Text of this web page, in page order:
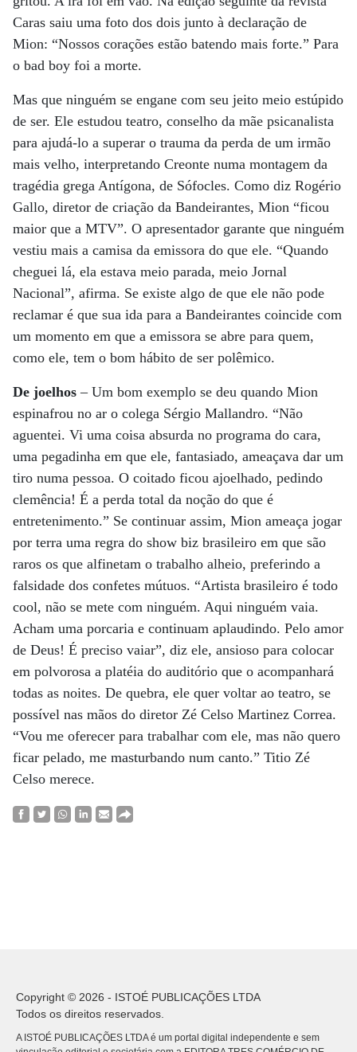
Caras saiu uma foto dos dois junto à declaração de
Mion: “Nossos corações estão batendo mais forte.” Para
o bad boy foi a morte.
Mas que ninguém se engane com seu jeito meio estúpido
de ser. Ele estudou teatro, conselho da mãe psicanalista
para ajudá-lo a superar o trauma da perda de um irmão
mais velho, interpretando Creonte numa montagem da
tragédia grega Antígona, de Sófocles. Como diz Rogério
Gallo, diretor de criação da Bandeirantes, Mion “ficou
maior que a MTV”. O apresentador garante que ninguém
vestiu mais a camisa da emissora do que ele. “Quando
cheguei lá, ela estava meio parada, meio Jornal
Nacional”, afirma. Se existe algo de que ele não pode
reclamar é que sua ida para a Bandeirantes coincide com
um momento em que a emissora se abre para quem,
como ele, tem o bom hábito de ser polêmico.
De joelhos – Um bom exemplo se deu quando Mion
espinafrou no ar o colega Sérgio Mallandro. “Não
aguentei. Vi uma coisa absurda no programa do cara,
uma pegadinha em que ele, fantasiado, ameaçava dar um
tiro numa pessoa. O coitado ficou ajoelhado, pedindo
clemência! É a perda total da noção do que é
entretenimento.” Se continuar assim, Mion ameaça jogar
por terra uma regra do show biz brasileiro em que são
raros os que alfinetam o trabalho alheio, preferindo a
falsidade dos confetes mútuos. “Artista brasileiro é todo
cool, não se mete com ninguém. Aqui ninguém vaia.
Acham uma porcaria e continuam aplaudindo. Pelo amor
de Deus! É preciso vaiar”, diz ele, ansioso para colocar
em polvorosa a platéia do auditório que o acompanhará
todas as noites. De quebra, ele quer voltar ao teatro, se
possível nas mãos do diretor Zé Celso Martinez Correa.
“Vou me oferecer para trabalhar com ele, mas não quero
ficar pelado, me masturbando num canto.” Titio Zé
Celso merece.
Copyright © 2026 - ISTOÉ PUBLICAÇÕES LTDA
Todos os direitos reservados.
A ISTOÉ PUBLICAÇÕES LTDA é um portal digital independente e sem